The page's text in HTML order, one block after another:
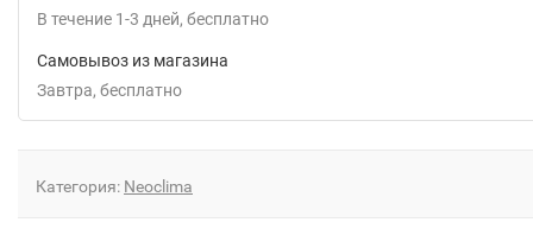
В течение 1-3 дней Бесплатно
Самовывоз из магазина
Завтра
Бесплатно
Категория: Neoclima